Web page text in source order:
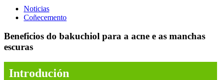
Noticias
Coñecemento
Beneficios do bakuchiol para a acne e as manchas
escuras
Introdución